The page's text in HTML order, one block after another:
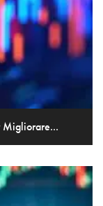
Migliorare...